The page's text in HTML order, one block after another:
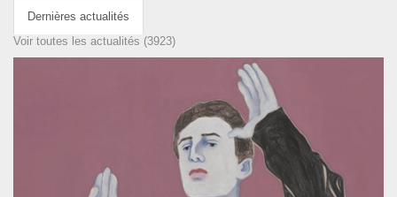
Dernières actualités
Voir toutes les actualités (3923)